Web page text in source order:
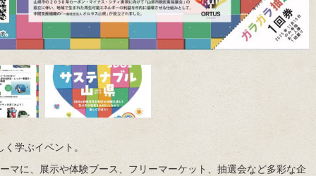
学ぶイベント。
マに、展示や体験ブース、フリーマーケット、抽選会など多彩な企